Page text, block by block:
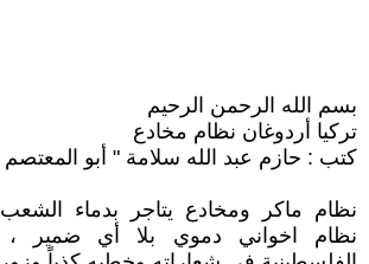
بسم الله الرحمن الرحيم
تركيا أردوغان نظام مخادع
كتب : حازم عبد الله سلامة " أبو
نظام ماكر ومخادع يتاجر بدماء
نظام اخواني دموي بلا أي ضمير ،